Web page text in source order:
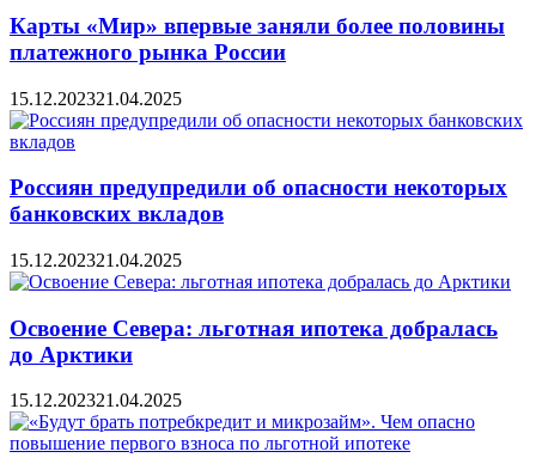
Карты «Мир» впервые заняли более половины
платежного рынка России
15.12.202321.04.2025
Россиян предупредили об опасности некоторых
банковских вкладов
15.12.202321.04.2025
Освоение Севера: льготная ипотека добралась
до Арктики
15.12.202321.04.2025